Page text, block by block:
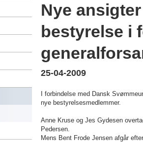
Nye
bestyrelse i
25-04-2009
I forbindelse med Dansk
nye bestyrelsesmedlemmer.
Anne Kruse og Jes Gydesen
Pedersen.
Mens Bent Frode Jensen afgår